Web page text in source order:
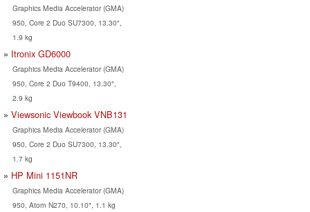
Graphics Media Accelerator (GMA)
950, Core 2 Duo SU7300, 13.30",
1.9 kg
Itronix GD6000
Graphics Media Accelerator (GMA)
950, Core 2 Duo T9400, 13.30",
2.9 kg
Viewsonic Viewbook VNB131
Graphics Media Accelerator (GMA)
950, Core 2 Duo SU7300, 13.30",
1.7 kg
HP Mini 1151NR
Graphics Media Accelerator (GMA)
950, Atom N270, 10.10", 1.1 kg